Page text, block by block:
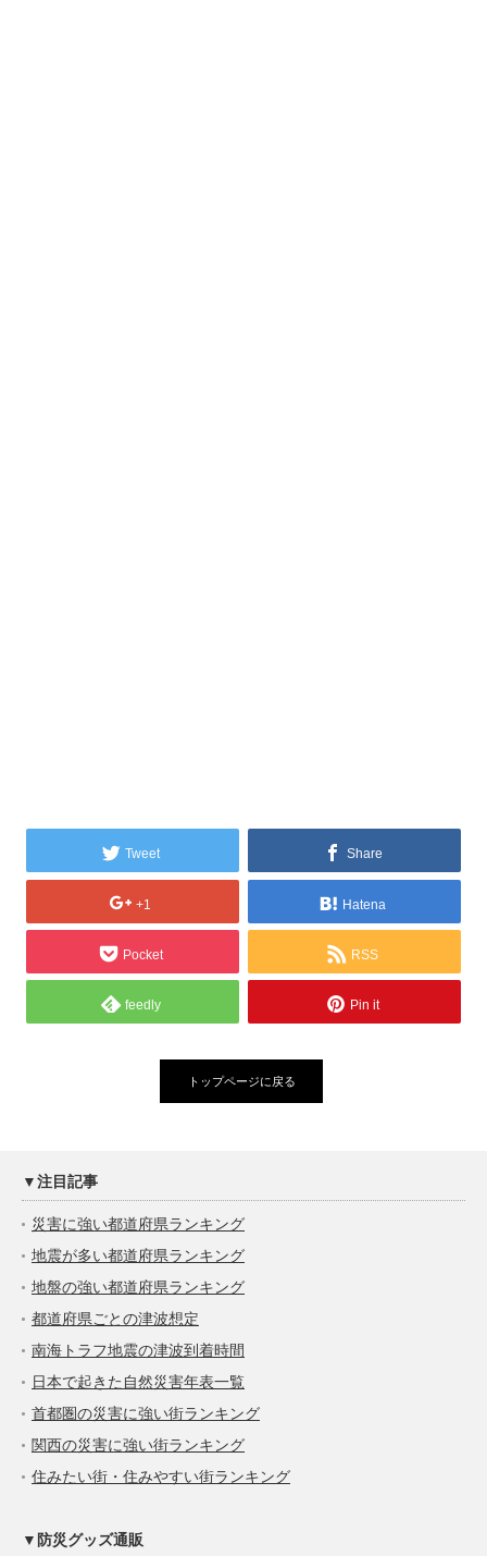
Tweet Share
+1 Hatena
Pocket RSS
feedly Pin it
トップページに戻る
▼注目記事
災害に強い都道府県ランキング
地震が多い都道府県ランキング
地盤の強い都道府県ランキング
都道府県ごとの津波想定
南海トラフ地震の津波到着時間
日本で起きた自然災害年表一覧
首都圏の災害に強い街ランキング
関西の災害に強い街ランキング
住みたい街・住みやすい街ランキング
▼防災グッズ通販